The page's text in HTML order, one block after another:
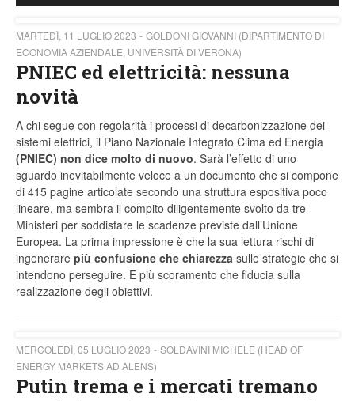
MARTEDÌ, 11 LUGLIO 2023
GOLDONI GIOVANNI (DIPARTIMENTO DI
ECONOMIA AZIENDALE, UNIVERSITÀ DI VERONA)
PNIEC ed elettricità: nessuna
novità
A chi segue con regolarità i processi di decarbonizzazione dei
sistemi elettrici, il Piano Nazionale Integrato Clima ed Energia
(PNIEC) non dice molto di nuovo. Sarà l’effetto di uno
sguardo inevitabilmente veloce a un documento che si compone
di 415 pagine articolate secondo una struttura espositiva poco
lineare, ma sembra il compito diligentemente svolto da tre
Ministeri per soddisfare le scadenze previste dall’Unione
Europea. La prima impressione è che la sua lettura rischi di
ingenerare più confusione che chiarezza sulle strategie che si
intendono perseguire. E più scoramento che fiducia sulla
realizzazione degli obiettivi.
MERCOLEDÌ, 05 LUGLIO 2023
SOLDAVINI MICHELE (HEAD OF
ENERGY MARKETS AD ALENS)
Putin trema e i mercati tremano